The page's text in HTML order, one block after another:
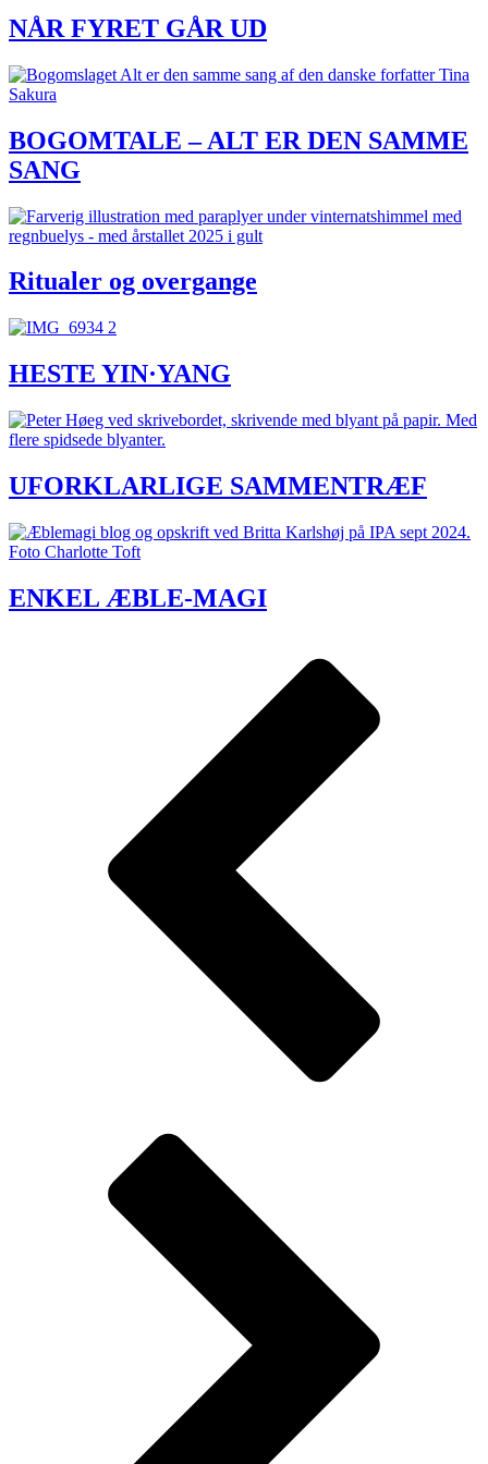
NÅR FYRET GÅR UD
BOGOMTALE – ALT ER DEN SAMME
SANG
Ritualer og overgange
HESTE YIN·YANG
UFORKLARLIGE SAMMENTRÆF
ENKEL ÆBLE-MAGI